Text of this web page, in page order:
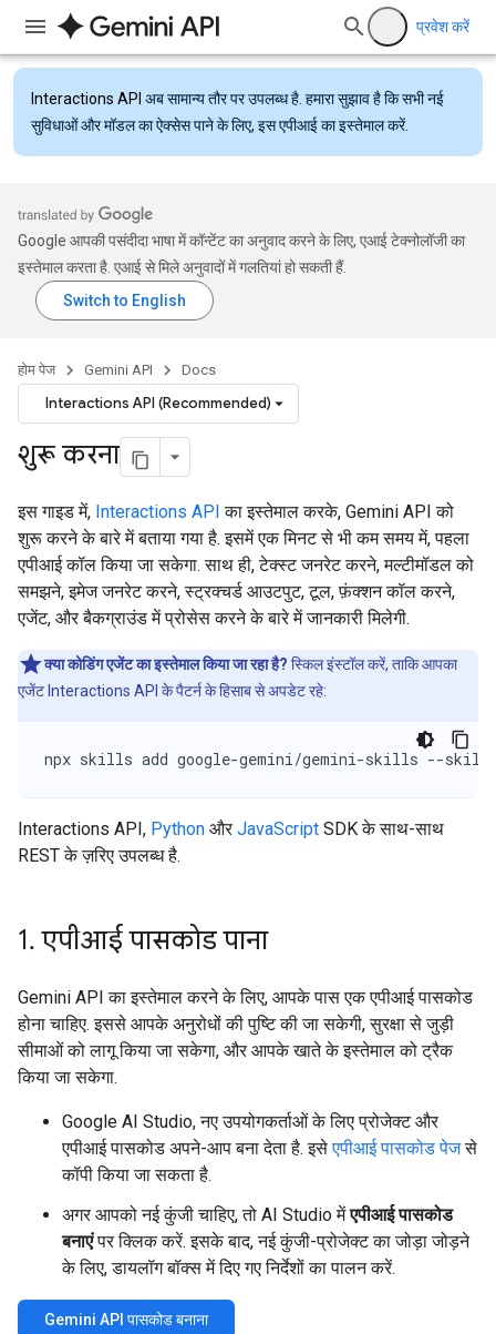
प्रवेश करें
Interactions API अब सामान्य तौर पर उपलब्ध है. हमारा सुझाव है कि सभी नई
सुविधाओं और मॉडल का ऐक्सेस पाने के लिए, इस एपीआई का इस्तेमाल करें.
Google आपकी पसंदीदा भाषा में कॉन्टेंट का अनुवाद करने के लिए, एआई टेक्नोलॉजी का
इस्तेमाल करता है. एआई से मिले अनुवादों में गलतियां हो सकती हैं.
होम पेज Gemini API Docs
Interactions API (Recommended)
शुरू करना
इस गाइड में, Interactions API का इस्तेमाल करके, Gemini API को
शुरू करने के बारे में बताया गया है. इसमें एक मिनट से भी कम समय में, पहला
एपीआई कॉल किया जा सकेगा. साथ ही, टेक्स्ट जनरेट करने, मल्टीमॉडल को
समझने, इमेज जनरेट करने, स्ट्रक्चर्ड आउटपुट, टूल, फ़ंक्शन कॉल करने,
एजेंट, और बैकग्राउंड में प्रोसेस करने के बारे में जानकारी मिलेगी.
क्या कोडिंग एजेंट का इस्तेमाल किया जा रहा है? स्किल इंस्टॉल करें, ताकि आपका
एजेंट Interactions API के पैटर्न के हिसाब से अपडेट रहे:
npx skills add google-gemini/gemini-skills --skill
Interactions API, Python और JavaScript SDK के साथ-साथ
REST के ज़रिए उपलब्ध है.
1. एपीआई पासकोड पाना
Gemini API का इस्तेमाल करने के लिए, आपके पास एक एपीआई पासकोड
होना चाहिए. इससे आपके अनुरोधों की पुष्टि की जा सकेगी, सुरक्षा से जुड़ी
सीमाओं को लागू किया जा सकेगा, और आपके खाते के इस्तेमाल को ट्रैक
किया जा सकेगा.
Google AI Studio, नए उपयोगकर्ताओं के लिए प्रोजेक्ट और
एपीआई पासकोड अपने-आप बना देता है. इसेएपीआई पासकोड पेजसे
कॉपी किया जा सकता है.
अगर आपको नई कुंजी चाहिए, तो AI Studio मेंएपीआई पासकोड
बनाएंपर क्लिक करें. इसके बाद, नई कुंजी-प्रोजेक्ट का जोड़ा जोड़ने
के लिए, डायलॉग बॉक्स में दिए गए निर्देशों का पालन करें.
Gemini API पासकोड बनाना